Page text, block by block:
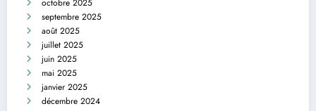
octobre 2025
septembre 2025
août 2025
juillet 2025
juin 2025
mai 2025
janvier 2025
décembre 2024